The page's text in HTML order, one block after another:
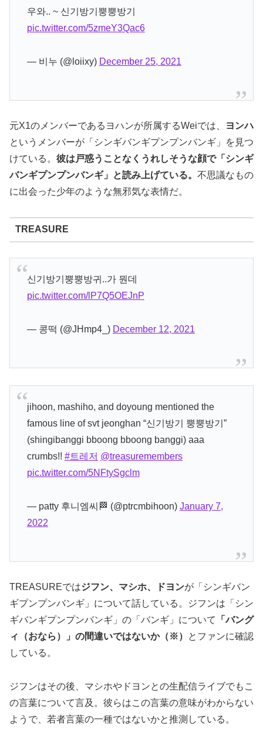
우와.. ~ 신기방기뿡뿡방기
pic.twitter.com/5zmeY3Qac6
— 비누 (@loiixy) December 25, 2021
元X1のメンバーであるヨハンが所属するWeiでは、
ヨンハ
というメンバーが「シンギバンギプンプンバンギ」を見つ
けている。 彼は戸惑うことなくうれしそうな顔で「シンギ
バンギプンプンバンギ」と読み上げている。 不思議なもの
に出会った少年のような無邪気な表情だ。
TREASURE
신기방기뿡뿡방귀..가 뭔데
pic.twitter.com/lP7Q5OEJnP
— 콩떡 (@JHmp4_) December 12, 2021
jihoon, mashiho, and doyoung mentioned the
famous line of svt jeonghan “신기방기 뿡뿡방기”
(shingibanggi bboong bboong banggi) aaa
crumbs!! #트레저 @treasuremembers
pic.twitter.com/5NFtySgclm
— patty 후니엠씨🏁 (@ptrcmbihoon) January 7,
2022
TREASUREではジフン、マシホ、ドヨンが「シンギバン
ギプンプンバンギ」について話している。ジフンは「シン
ギバンギプンプンバンギ」の「バンギ」について
「バング
ィ（おなら）」の間違いではないか（※）
とファンに確認
している。
ジフンはその後、マシホやドヨンとの生配信ライブでもこ
の言葉について言及。彼らはこの言葉の意味がわからない
ようで、若者言葉の一種ではないかと推測している。